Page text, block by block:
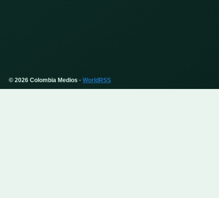
© 2026 Colombia Medios · WorldRSS